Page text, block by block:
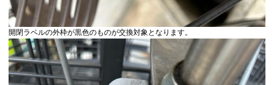
開閉ラベルの外枠が黒色のものが交換対象となります。